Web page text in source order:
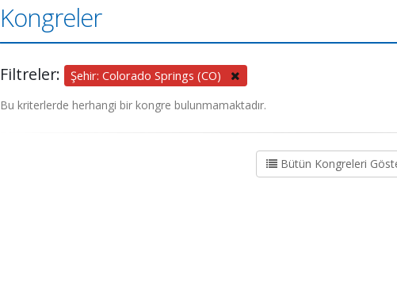
Kongreler
Filtreler: Şehir: Colorado Springs (CO)
Bu kriterlerde herhangi bir kongre bulunmamaktadır.
Bütün Kongreleri